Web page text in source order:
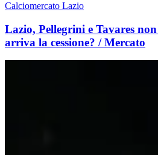
Calciomercato Lazio
Lazio, Pellegrini e Tavares
arriva la cessione? / Mercato